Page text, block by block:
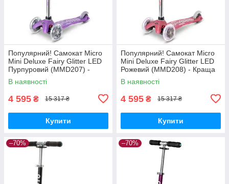
Популярний! Самокат Micro
Mini Deluxe Fairy Glitter LED
Пурпуровий (MMD207) -
Краща якість тільки на
Nukleon.com.ua
В наявності
4 595 ₴ 15 317 ₴
Купити
Популярний! Самокат Micro
Mini Deluxe Fairy Glitter LED
Рожевий (MMD208) - Краща
якість тільки на
Nukleon.com.ua
В наявності
4 595 ₴ 15 317 ₴
Купити
–70% –70%